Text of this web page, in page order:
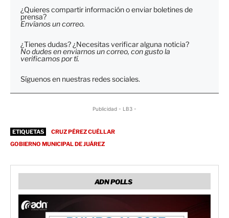
¿Quieres compartir información o enviar boletines de
prensa?
Envíanos un correo.
¿Tienes dudas? ¿Necesitas verificar alguna noticia?
No dudes en enviarnos un correo, con gusto la
verificamos por tí.
Síguenos en nuestras redes sociales.
Publicidad - LB3 -
ETIQUETAS
CRUZ PÉREZ CUÉLLAR
GOBIERNO MUNICIPAL DE JUÁREZ
ADN POLLS